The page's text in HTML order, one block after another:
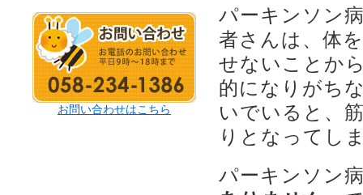
パーキンソン
者さんは、体
せないことか
的になりがち
いでいると、
りとなってし
パーキンソン
お問い合わせはこちら